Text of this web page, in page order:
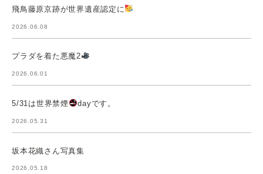
飛鳥藤原京跡が世界遺産認定に
2026.06.08
プラダを着た悪魔2
2026.06.01
5/31は世界禁煙 dayです。
2026.05.31
坂本花織さん写真集
2026.05.18